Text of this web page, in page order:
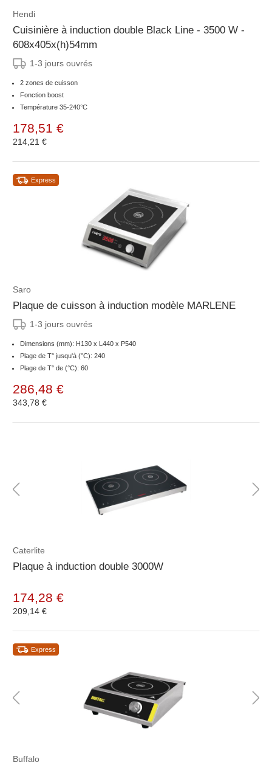
Hendi
Cuisinière à induction double Black Line - 3500 W -
608x405x(h)54mm
1-3 jours ouvrés
2 zones de cuisson
Fonction boost
Température 35-240°C
178,51 €
214,21 €
Express
Saro
Plaque de cuisson à induction modèle MARLENE
1-3 jours ouvrés
Dimensions (mm): H130 x L440 x P540
Plage de T° jusqu'à (°C): 240
Plage de T° de (°C): 60
286,48 €
343,78 €
Caterlite
Plaque à induction double 3000W
174,28 €
209,14 €
Express
Buffalo